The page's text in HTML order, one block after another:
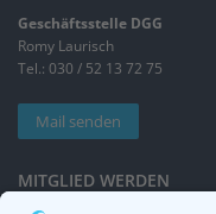
Geschäftsstelle DGG
Romy Laurisch
Tel.: 030 / 52 13 72 75
Mail senden
MITGLIED WERDEN